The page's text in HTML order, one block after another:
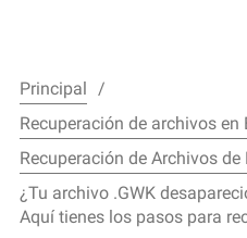
Principal
Recuperación de archivos en
Recuperación de Archivos de
¿Tu archivo .GWK
Aquí tienes los pasos para